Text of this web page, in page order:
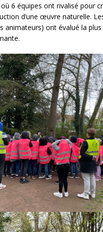
6 équipes ont rivalisé pour
d’une œuvre naturelle.
animateurs) ont évalué la